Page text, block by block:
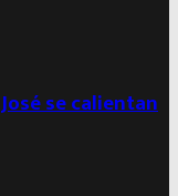
se calientan